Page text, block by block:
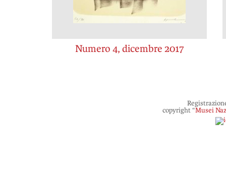
Numero 4, dicembre 2017
copyright “Musei